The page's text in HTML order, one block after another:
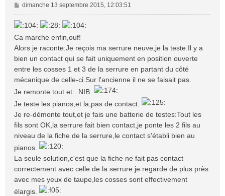
M
e
s
a
g
e
dimanche 13 septembre 2015, 12:03:51
Ca marche enfin,ouf!
Alors je raconte:Je reçois ma serrure neuve,je la teste.Il y a
bien un contact qui se fait uniquement en position ouverte
entre les cosses 1 et 3 de la serrure en partant du côté
mécanique de celle-ci.Sur l'ancienne il ne se faisait pas.
Je remonte tout et...NIB.
Je teste les pianos,et la,pas de contact.
Je re-démonte tout,et je fais une batterie de testes:Tout les
fils sont OK,la serrure fait bien contact,je ponte les 2 fils au
niveau de la fiche de la serrure,le contact s'établi bien au
pianos.
La seule solution,c'est que la fiche ne fait pas contact
correctement avec celle de la serrure.je regarde de plus près
avec mes yeux de taupe,les cosses sont effectivement
élargis.